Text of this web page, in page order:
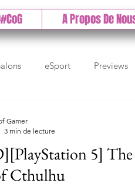
A Propos De
eSport Previews
1DCoG Test Stadia
5]
Cthulhu
Gamer
3 min de lecture